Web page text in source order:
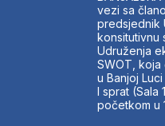
vezi sa
predsjednik
konsitutivnu
Udruženja
SWOT,
u Banjoj
I sprat (Sala
početkom u